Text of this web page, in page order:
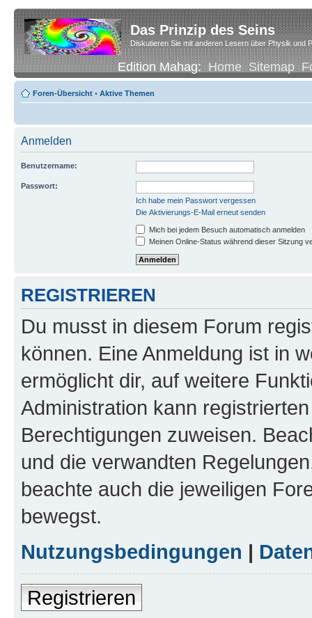
Das Prinzip des Seins
Diskutieren Sie mit anderen Lesern über Physik und
Edition Mahag:Home Sitemap
Foren-Übersicht • Aktive Themen
Anmelden
Benutzername:
Passwort:
Ich habe mein Passwort vergessen
Die Aktivierungs-E-Mail erneut senden
Mich bei jedem Besuch automatisch anmelden
Meinen Online-Status während dieser Sitzung
REGISTRIEREN
Du musst in diesem Forum
können. Eine Anmeldung ist in
ermöglicht dir, auf weitere
Administration kann
Berechtigungen zuweisen.
und die verwandten
beachte auch die jeweiligen
bewegst.
Nutzungsbedingungen |
Registrieren